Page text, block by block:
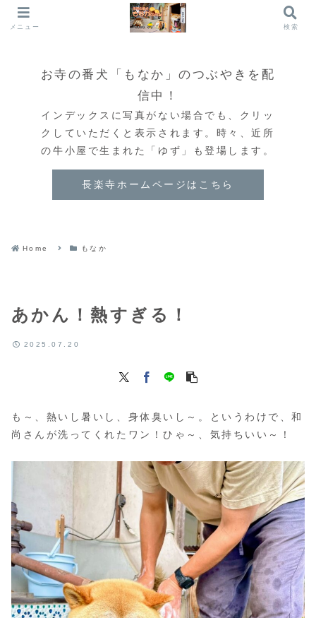
お寺の番犬「もなか」のつぶやきを配
信中！
インデックスに写真がない場合でも、クリッ
クしていただくと表示されます。時々、近所
の牛小屋で生まれた「ゆず」も登場します。
長楽寺ホームページはこちら
Home もなか
あかん！熱すぎる！
2025.07.20
も～、熱いし暑いし、身体臭いし～。というわけで、和
尚さんが洗ってくれたワン！ひゃ～、気持ちいい～！
メニュー 検索